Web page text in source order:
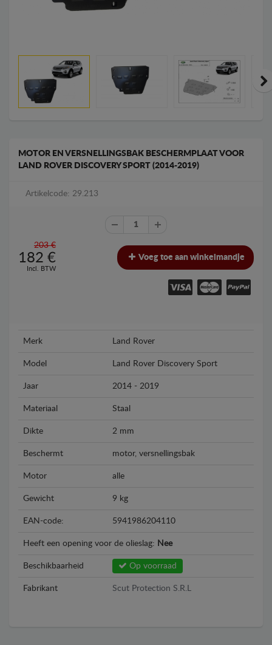
MOTOR EN VERSNELLINGSBAK BESCHERMPLAAT VOOR
LAND ROVER DISCOVERY SPORT (2014-2019)
Artikelcode: 29.213
203 €
182 €
Incl. BTW
Voeg toe aan winkelmandje
Merk Land Rover
Model Land Rover Discovery Sport
Jaar 2014 - 2019
Materiaal Staal
Dikte 2 mm
Beschermt motor, versnellingsbak
Motor alle
Gewicht 9 kg
EAN-code: 5941986204110
Heeft een opening voor de olieslag: Nee
Beschikbaarheid Op voorraad
Fabrikant Scut Protection S.R.L